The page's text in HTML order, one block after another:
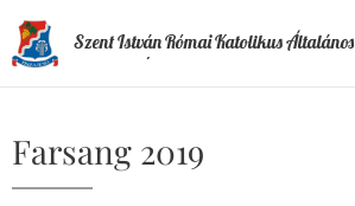
Szent István Római Katolikus Általános
Farsang 2019